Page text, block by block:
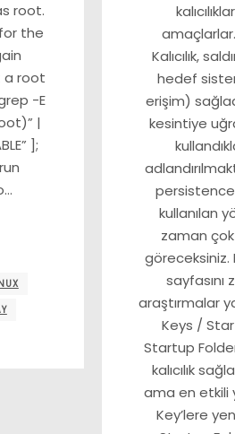
root.
the
a root
-E
|
];
amaçlarlar.
Kalıcılık,
hedef
erişim)
kesintiye
kullanılan
zaman
göreceksiniz.
araştırmalar
Keys /
Startup
kalıcılık
ama en etkili
Key’lere